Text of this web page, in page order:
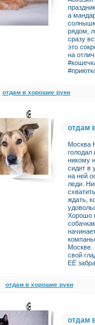
а
рядом,
сразу
это
на
отдам в хорошие руки
отдам
Москва
голодал
никому
сидит в
на ней
леди.
ждать,
Хорошо
Москве.
свой
ЕЁ
отдам в хорошие руки
отдам